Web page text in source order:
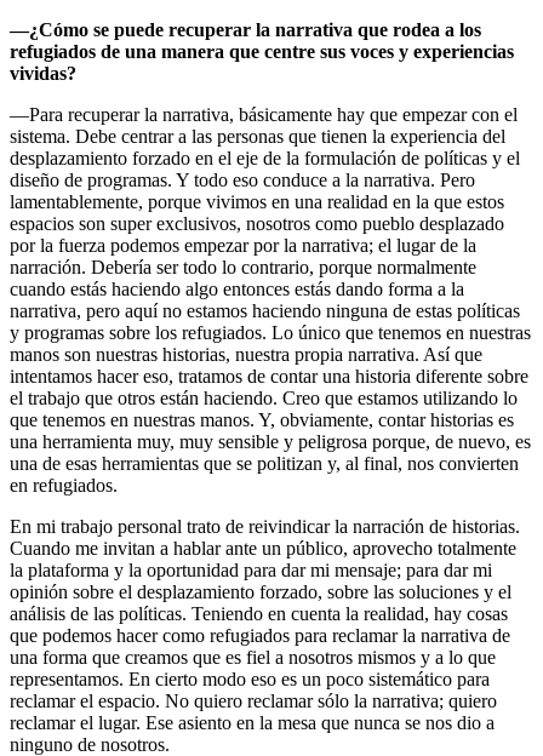
—¿Cómo se puede recuperar la narrativa que rodea a los
refugiados de una manera que centre sus voces y experiencias
vividas?
—Para recuperar la narrativa, básicamente hay que empezar con el
sistema. Debe centrar a las personas que tienen la experiencia del
desplazamiento forzado en el eje de la formulación de políticas y el
diseño de programas. Y todo eso conduce a la narrativa. Pero
lamentablemente, porque vivimos en una realidad en la que estos
espacios son super exclusivos, nosotros como pueblo desplazado
por la fuerza podemos empezar por la narrativa; el lugar de la
narración. Debería ser todo lo contrario, porque normalmente
cuando estás haciendo algo entonces estás dando forma a la
narrativa, pero aquí no estamos haciendo ninguna de estas políticas
y programas sobre los refugiados. Lo único que tenemos en nuestras
manos son nuestras historias, nuestra propia narrativa. Así que
intentamos hacer eso, tratamos de contar una historia diferente sobre
el trabajo que otros están haciendo. Creo que estamos utilizando lo
que tenemos en nuestras manos. Y, obviamente, contar historias es
una herramienta muy, muy sensible y peligrosa porque, de nuevo, es
una de esas herramientas que se politizan y, al final, nos convierten
en refugiados.
En mi trabajo personal trato de reivindicar la narración de historias.
Cuando me invitan a hablar ante un público, aprovecho totalmente
la plataforma y la oportunidad para dar mi mensaje; para dar mi
opinión sobre el desplazamiento forzado, sobre las soluciones y el
análisis de las políticas. Teniendo en cuenta la realidad, hay cosas
que podemos hacer como refugiados para reclamar la narrativa de
una forma que creamos que es fiel a nosotros mismos y a lo que
representamos. En cierto modo eso es un poco sistemático para
reclamar el espacio. No quiero reclamar sólo la narrativa; quiero
reclamar el lugar. Ese asiento en la mesa que nunca se nos dio a
ninguno de nosotros.